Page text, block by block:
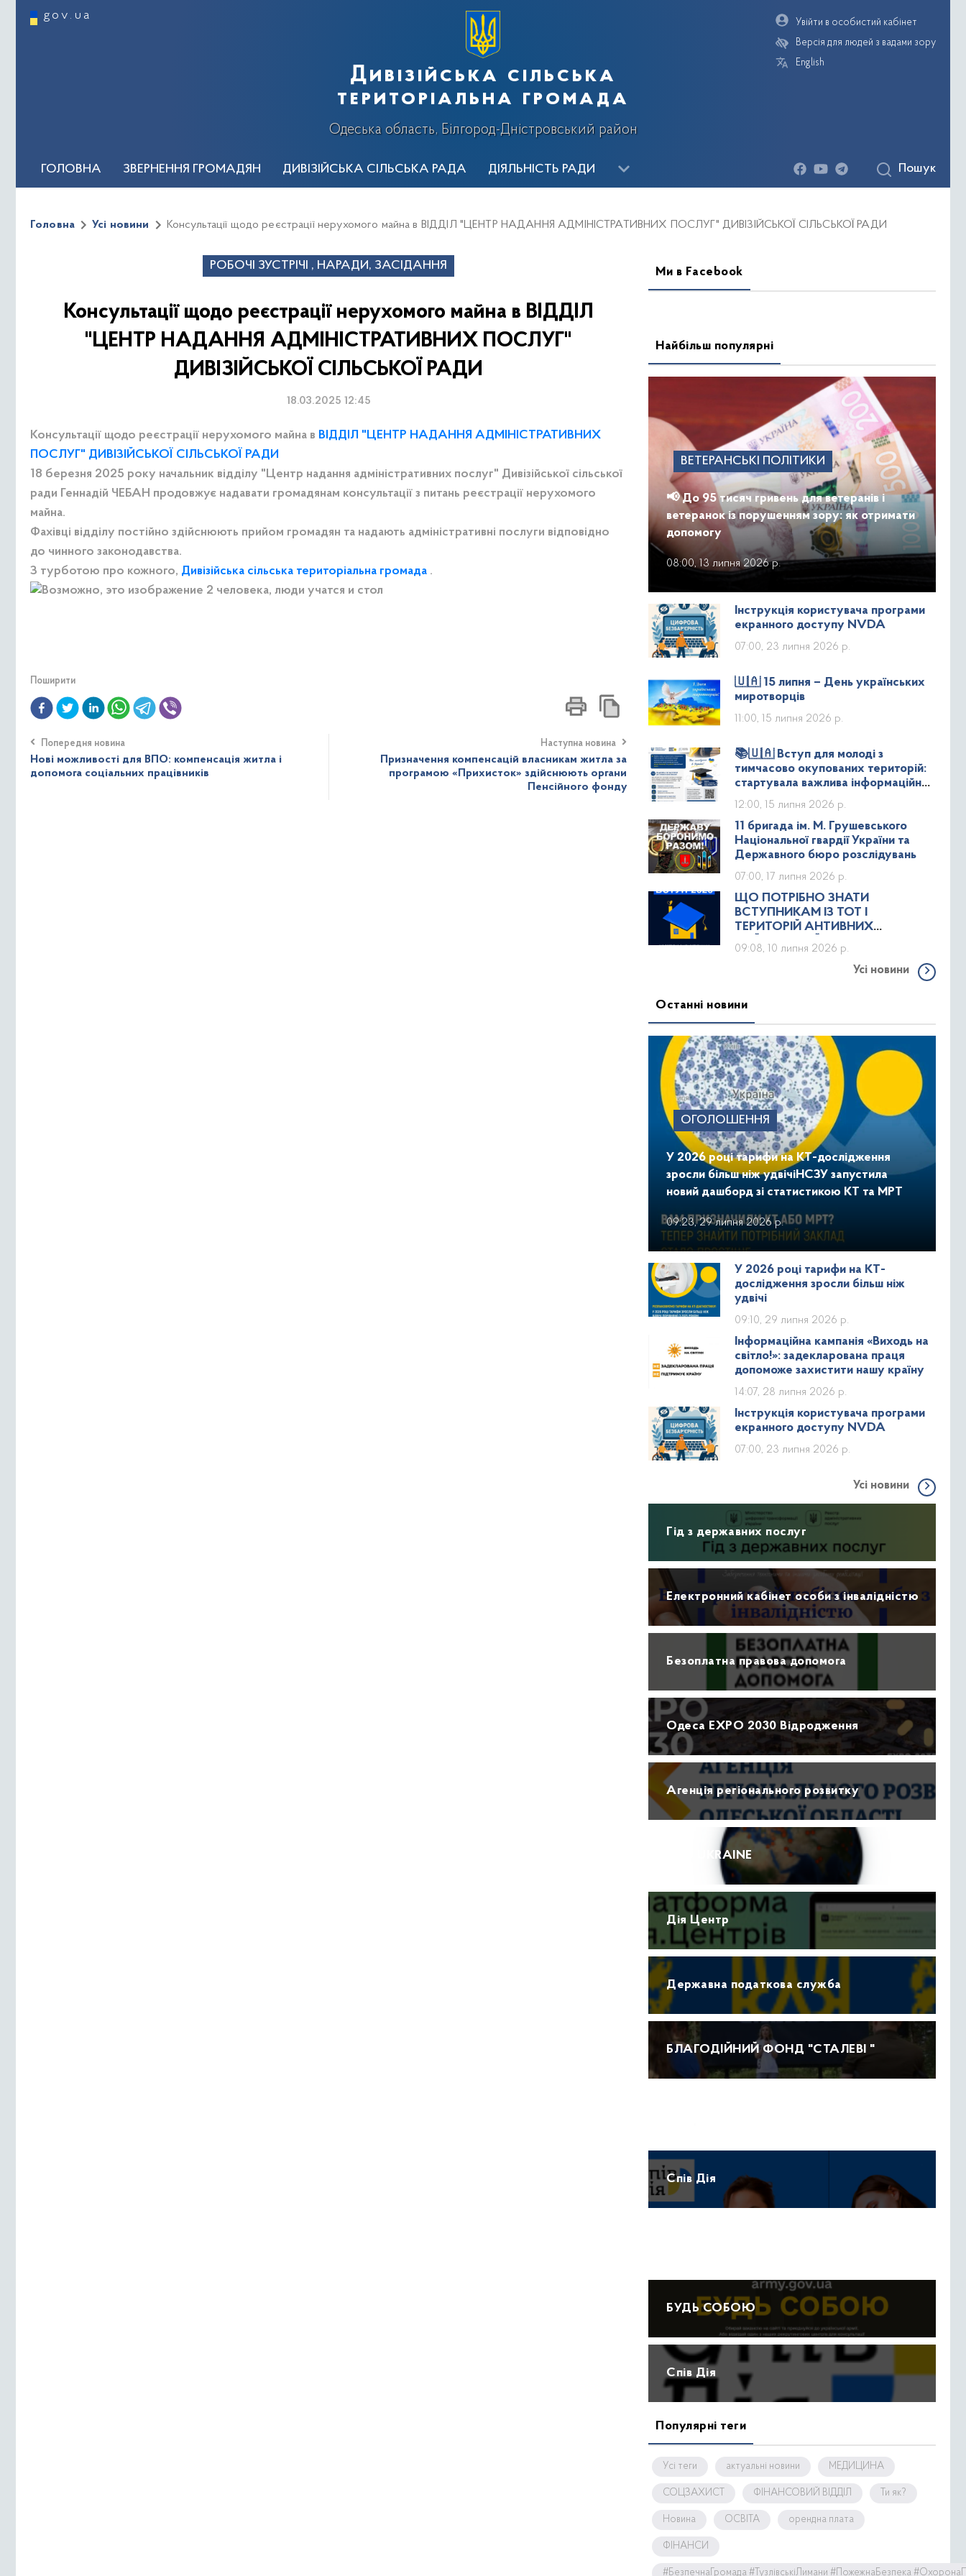
gov.ua
Дивізійська сільська
територіальна громада
Одеська область, Білгород-Дністровський район
Увійти в особистий кабінет
Версія для людей з вадами зору
English
ГОЛОВНА ЗВЕРНЕННЯ ГРОМАДЯН ДИВІЗІЙСЬКА СІЛЬСЬКА РАДА ДІЯЛЬНІСТЬ РАДИ Пошук
Головна Усі новини Консультації щодо реєстрації нерухомого майна в ВІДДІЛ "ЦЕНТР НАДАННЯ АДМІНІСТРАТИВНИХ ПОСЛУГ" ДИВІЗІЙСЬКОЇ СІЛЬСЬКОЇ РАДИ
РОБОЧІ ЗУСТРІЧІ , НАРАДИ, ЗАСІДАННЯ
Консультації щодо реєстрації нерухомого майна в ВІДДІЛ
"ЦЕНТР НАДАННЯ АДМІНІСТРАТИВНИХ ПОСЛУГ"
ДИВІЗІЙСЬКОЇ СІЛЬСЬКОЇ РАДИ
18.03.2025 12:45
Консультації щодо реєстрації нерухомого майна в ВІДДІЛ "ЦЕНТР НАДАННЯ АДМІНІСТРАТИВНИХ
ПОСЛУГ" ДИВІЗІЙСЬКОЇ СІЛЬСЬКОЇ РАДИ
18 березня 2025 року начальник відділу "Центр надання адміністративних послуг" Дивізійської сільської
ради Геннадій ЧЕБАН продовжує надавати громадянам консультації з питань реєстрації нерухомого
майна.
Фахівці відділу постійно здійснюють прийом громадян та надають адміністративні послуги відповідно
до чинного законодавства.
З турботою про кожного, Дивізійська сільська територіальна громада .
Поширити
Попередня новина
Нові можливості для ВПО: компенсація житла і
допомога соціальних працівників
Наступна новина
Призначення компенсацій власникам житла за
програмою «Прихисток» здійснюють органи
Пенсійного фонду
Ми в Facebook
Найбільш популярні
ВЕТЕРАНСЬКІ ПОЛІТИКИ
📢 До 95 тисяч гривень для ветеранів і
ветеранок із порушенням зору: як отримати
допомогу
08:00, 13 липня 2026 р.
Інструкція користувача програми
екранного доступу NVDA
07:00, 23 липня 2026 р.
🇺🇦 15 липня – День українських
миротворців
11:00, 15 липня 2026 р.
📚🇺🇦 Вступ для молоді з
тимчасово окупованих територій:
стартувала важлива інформаційна
кампанія!
12:00, 15 липня 2026 р.
11 бригада ім. М. Грушевського
Національної гвардії України та
Державного бюро розслідувань
07:00, 17 липня 2026 р.
ЩО ПОТРІБНО ЗНАТИ
ВСТУПНИКАМ ІЗ ТОТ І
ТЕРИТОРІЙ АНТИВНИХ
БОЙОВИХ ДІЙ ПРО СПЕЦІАЛЬНІ
УМОВИ ВСТУПУ В ЗАКЛАДИ
09:08, 10 липня 2026 р.
Усі новини
Останні новини
ОГОЛОШЕННЯ
У 2026 році тарифи на КТ-дослідження
зросли більш ніж удвічіНСЗУ запустила
новий дашборд зі статистикою КТ та МРТ
09:23, 29 липня 2026 р.
У 2026 році тарифи на КТ-
дослідження зросли більш ніж
удвічі
09:10, 29 липня 2026 р.
Інформаційна кампанія «Виходь на
світло!»: задекларована праця
допоможе захистити нашу країну
14:07, 28 липня 2026 р.
Інструкція користувача програми
екранного доступу NVDA
07:00, 23 липня 2026 р.
Усі новини
Гід з державних послуг
Електронний кабінет особи з інвалідністю
Безоплатна правова допомога
Одеса EXPO 2030 Відродження
Агенція регіонального розвитку
ПРО UKRAINE
Дія Центр
Державна податкова служба
БЛАГОДІЙНИЙ ФОНД "СТАЛЕВІ "
Спів Дія
БУДЬ СОБОЮ
Спів Дія
Популярні теги
Усі теги актуальні новини МЕДИЦИНА
СОЦЗАХИСТ ФІНАНСОВИЙ ВІДДІЛ Ти як?
Новина ОСВІТА орендна плата
ФІНАНСИ
#БезпечнаГромада #ТузлівськіЛимани #ПожежнаБезпека